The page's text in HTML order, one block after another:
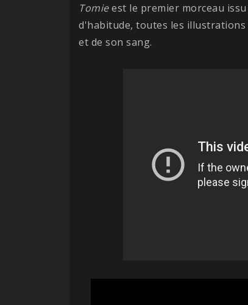
Tomieest le premier morceau
d'habitude, toutes les
et de son sang.